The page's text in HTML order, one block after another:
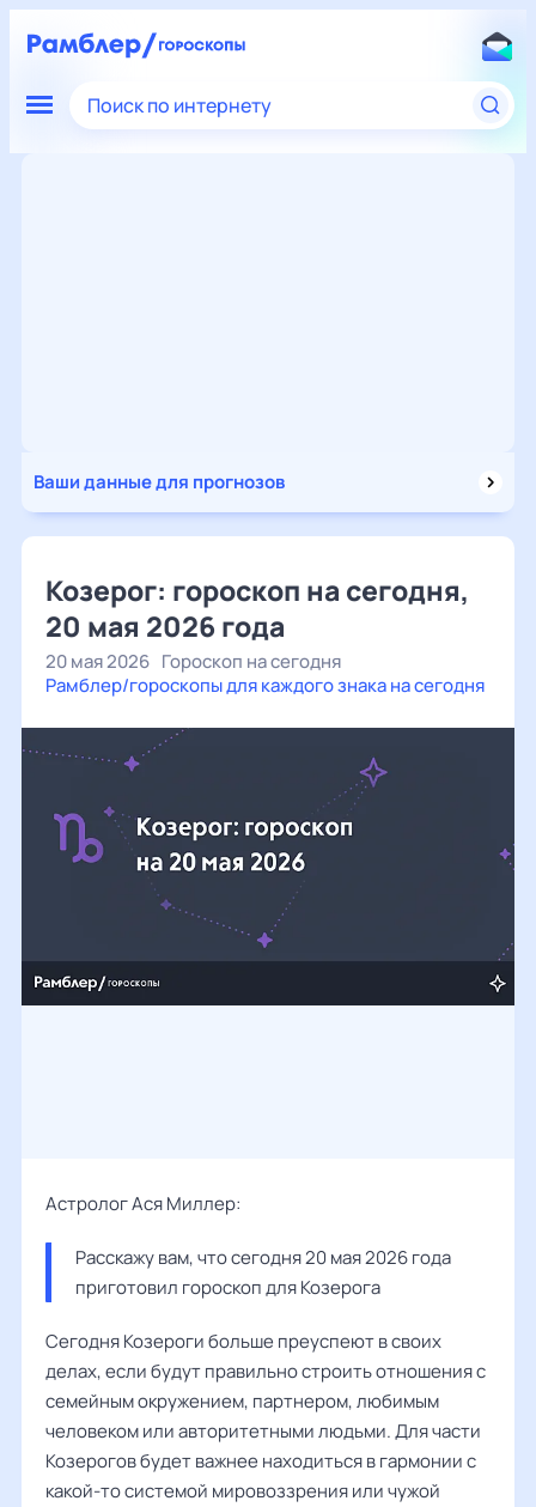
Поиск по интернету
Ваши данные для прогнозов
Козерог: гороскоп на сегодня,
20 мая 2026 года
20 мая 2026 Гороскоп на сегодня
Рамблер/гороскопы для каждого знака на сегодня
Астролог Ася Миллер:
Расскажу вам, что сегодня 20 мая 2026 года
приготовил гороскоп для Козерога
Сегодня Козероги больше преуспеют в своих
делах, если будут правильно строить отношения с
семейным окружением, партнером, любимым
человеком или авторитетными людьми. Для части
Козерогов будет важнее находиться в гармонии с
какой-то системой мировоззрения или чужой